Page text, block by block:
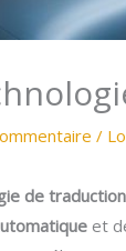
/
de traduction
et